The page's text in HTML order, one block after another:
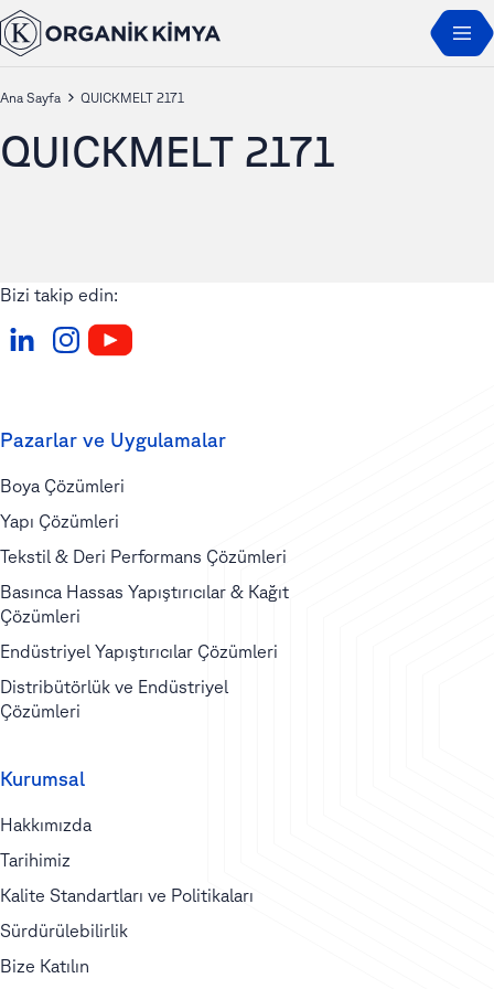
Ana Sayfa QUICKMELT 2171
QUICKMELT 2171
Bizi takip edin:
Pazarlar ve Uygulamalar
Boya Çözümleri
Yapı Çözümleri
Tekstil & Deri Performans Çözümleri
Basınca Hassas Yapıştırıcılar & Kağıt
Çözümleri
Endüstriyel Yapıştırıcılar Çözümleri
Distribütörlük ve Endüstriyel
Çözümleri
Kurumsal
Hakkımızda
Tarihimiz
Kalite Standartları ve Politikaları
Sürdürülebilirlik
Bize Katılın